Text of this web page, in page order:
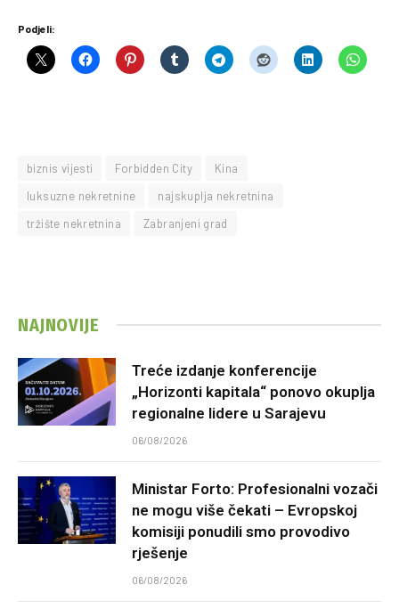
Podjeli:
biznis vijesti Forbidden City
Kina
luksuzne nekretnine
najskuplja nekretnina
tržište nekretnina
Zabranjeni grad
NAJNOVIJE
Treće izdanje konferencije
„Horizonti kapitala“ ponovo okuplja
regionalne lidere u Sarajevu
06/08/2026
Ministar Forto: Profesionalni vozači
ne mogu više čekati – Evropskoj
komisiji ponudili smo provodivo
rješenje
06/08/2026